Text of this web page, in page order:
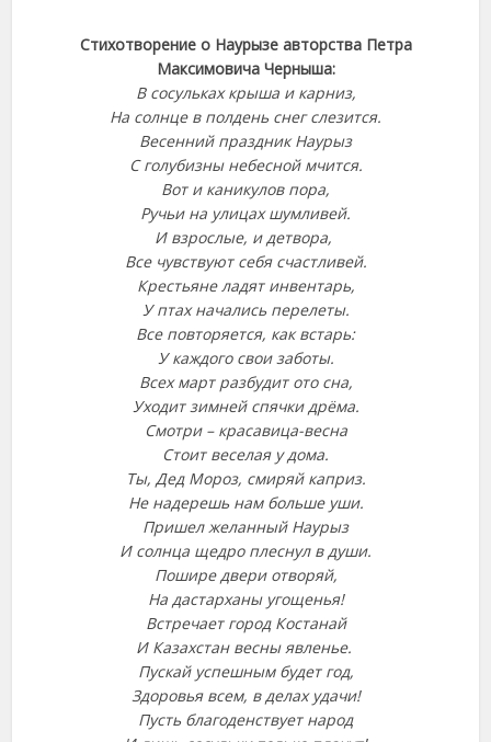
Стихотворение о Наурызе авторства Петра
Максимовича Черныша:
В сосульках крыша и карниз,
На солнце в полдень снег слезится.
Весенний праздник Наурыз
С голубизны небесной мчится.
Вот и каникулов пора,
Ручьи на улицах шумливей.
И взрослые, и детвора,
Все чувствуют себя счастливей.
Крестьяне ладят инвентарь,
У птах начались перелеты.
Все повторяется, как встарь:
У каждого свои заботы.
Всех март разбудит ото сна,
Уходит зимней спячки дрёма.
Смотри – красавица-весна
Стоит веселая у дома.
Ты, Дед Мороз, смиряй каприз.
Не надерешь нам больше уши.
Пришел желанный Наурыз
И солнца щедро плеснул в души.
Пошире двери отворяй,
На дастарханы угощенья!
Встречает город Костанай
И Казахстан весны явленье.
Пускай успешным будет год,
Здоровья всем, в делах удачи!
Пусть благоденствует народ